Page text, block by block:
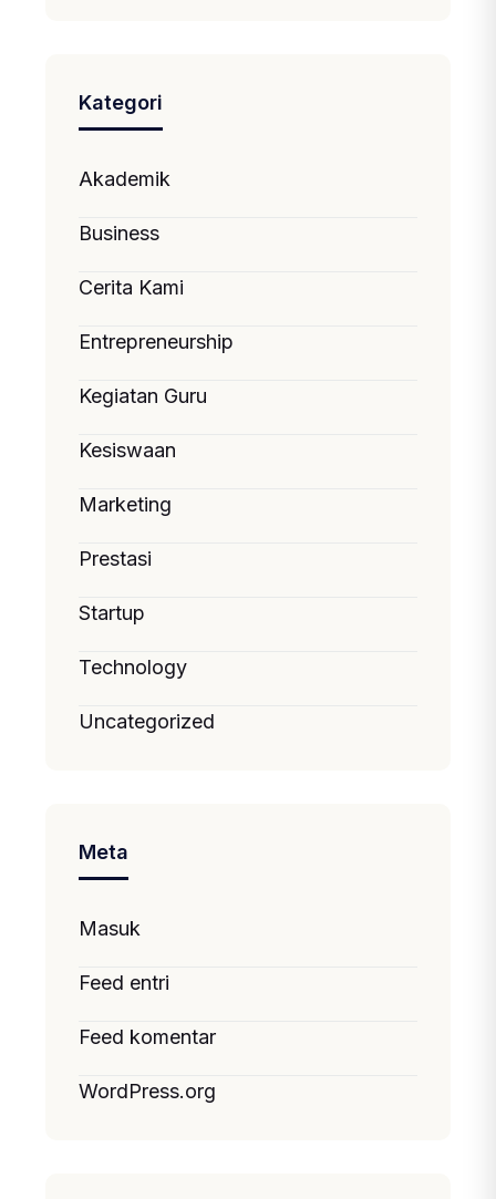
Kategori
Akademik
Business
Cerita Kami
Entrepreneurship
Kegiatan Guru
Kesiswaan
Marketing
Prestasi
Startup
Technology
Uncategorized
Meta
Masuk
Feed entri
Feed komentar
WordPress.org